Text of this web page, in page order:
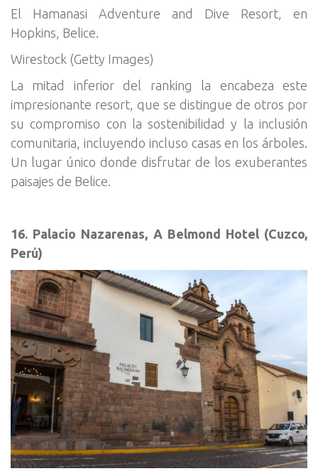
El Hamanasi Adventure and Dive Resort, en
Hopkins, Belice.
Wirestock (Getty Images)
La mitad inferior del ranking la encabeza este
impresionante resort, que se distingue de otros por
su compromiso con la sostenibilidad y la inclusión
comunitaria, incluyendo incluso casas en los árboles.
Un lugar único donde disfrutar de los exuberantes
paisajes de Belice.
16. Palacio Nazarenas, A Belmond Hotel (Cuzco,
Perú)